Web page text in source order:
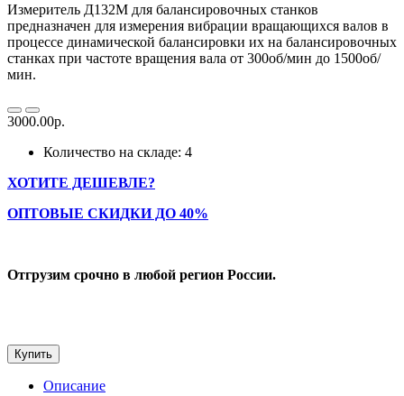
Измеритель Д132М для балансировочных станков
предназначен для измерения вибрации вращающихся валов в
процессе динамической балансировки их на балансировочных
станках при частоте вращения вала от 300об/мин до 1500об/
мин.
3000.00р.
Количество на складе: 4
ХОТИТЕ ДЕШЕВЛЕ?
ОПТОВЫЕ СКИДКИ ДО 40%
Отгрузим срочно в любой регион России.
Купить
Описание